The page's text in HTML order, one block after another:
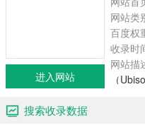
网站类
百度权
收录时
网站描
（
进入网站
搜索收录数据